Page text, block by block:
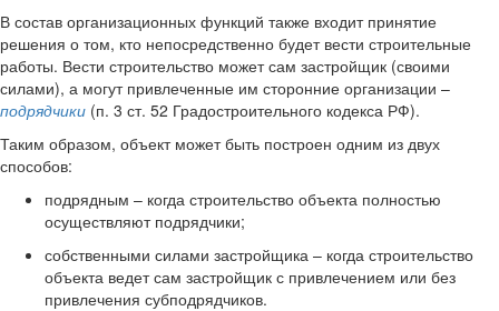
В состав организационных функций также входит принятие
решения о том, кто непосредственно будет вести строительные
работы. Вести строительство может сам застройщик (своими
силами), а могут привлеченные им сторонние организации –
подрядчики (п. 3 ст. 52 Градостроительного кодекса РФ).
Таким образом, объект может быть построен одним из двух
способов:
подрядным – когда строительство объекта полностью
осуществляют подрядчики;
собственными силами застройщика – когда строительство
объекта ведет сам застройщик с привлечением или без
привлечения субподрядчиков.